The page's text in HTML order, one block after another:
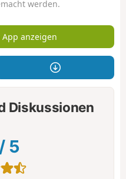
werden.
anzeigen
Diskussionen
/ 5